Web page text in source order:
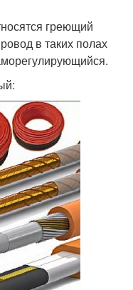
греющий
в таких полах